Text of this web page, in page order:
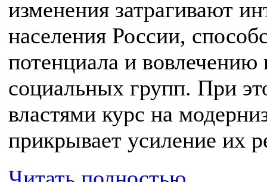
изменения затрагивают
населения России,
потенциала и
социальных групп. При
властями курс на
прикрывает усиление их